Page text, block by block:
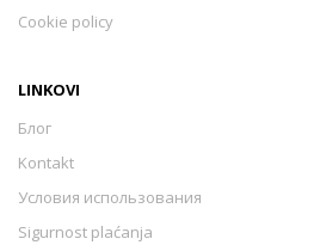
Cookie policy
LINKOVI
Блог
Kontakt
Условия использования
Sigurnost plaćanja